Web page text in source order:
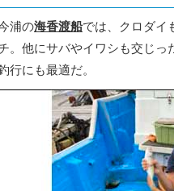
浦の海香渡船では、クロダイ
。他にサバやイワシも交じ
行にも最適だ。